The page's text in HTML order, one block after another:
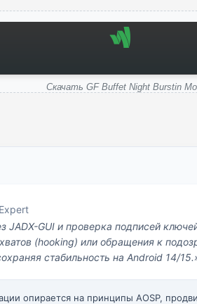
Скачать GF Buffet Night Burstin
JADX-GUI и проверка подписей
(hooking) или обращения к
стабильность на Android 14/
опирается на принципы AOSP,